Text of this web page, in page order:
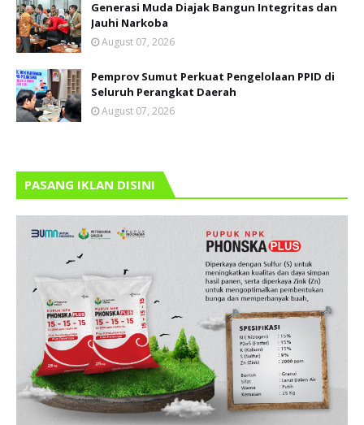
Generasi Muda Diajak Bangun Integritas dan
Jauhi Narkoba
August 07, 2026
Pemprov Sumut Perkuat Pengelolaan PPID di
Seluruh Perangkat Daerah
August 07, 2026
PASANG IKLAN DISINI